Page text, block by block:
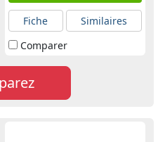
Fiche
Similaires
Comparer